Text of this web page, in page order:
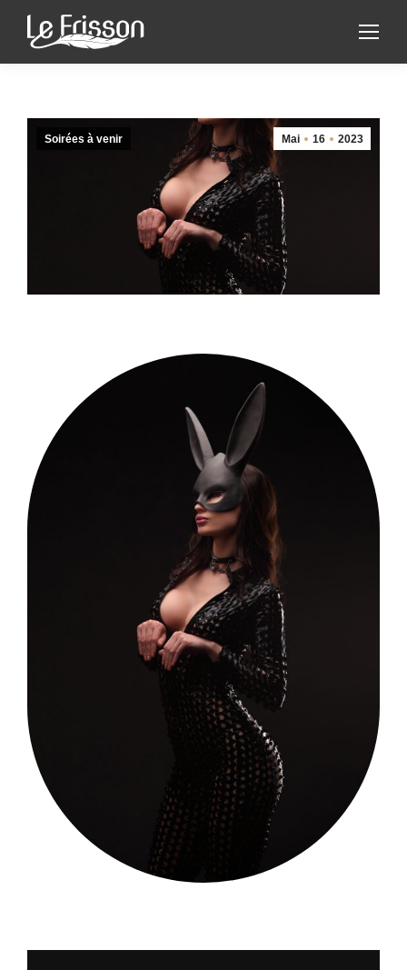
Mai 16 2023
Soirées à venir